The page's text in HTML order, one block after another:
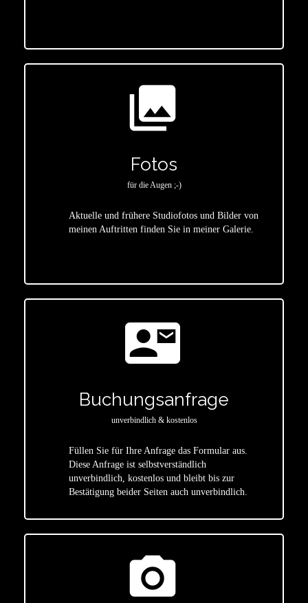
photo_library
Fotos
für die Augen ;-)
Aktuelle und frühere Studiofotos und Bilder von
meinen Auftritten finden Sie in meiner Galerie.
contact_mail
Buchungsanfrage
unverbindlich & kostenlos
Füllen Sie für Ihre Anfrage das Formular aus.
Diese Anfrage ist selbstverständlich
unverbindlich, kostenlos und bleibt bis zur
Bestätigung beider Seiten auch unverbindlich.
photo_camera